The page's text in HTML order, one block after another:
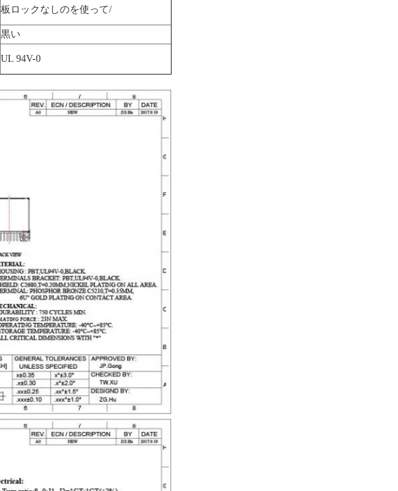
板ロックなしのを使って/
黒い
UL 94V-0